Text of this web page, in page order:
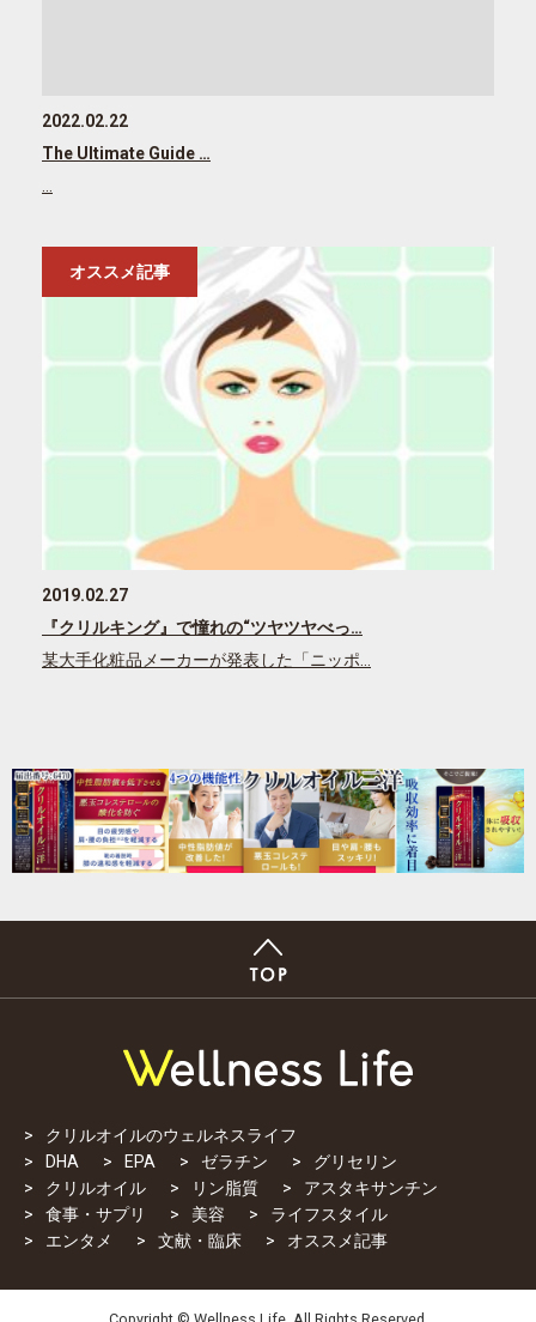
2022.02.22
The Ultimate Guide …
オススメ記事
2019.02.27
『クリルキング』で憧れの“ツヤツヤべっ…
某大手化粧品メーカーが発表した「ニッポ…
クリルオイルのウェルネスライフ
DHA
EPA ゼラチン
グリセリン
クリルオイル
リン脂質
アスタキサンチン
食事・サプリ
美容
ライフスタイル
エンタメ
文献・臨床 オススメ記事